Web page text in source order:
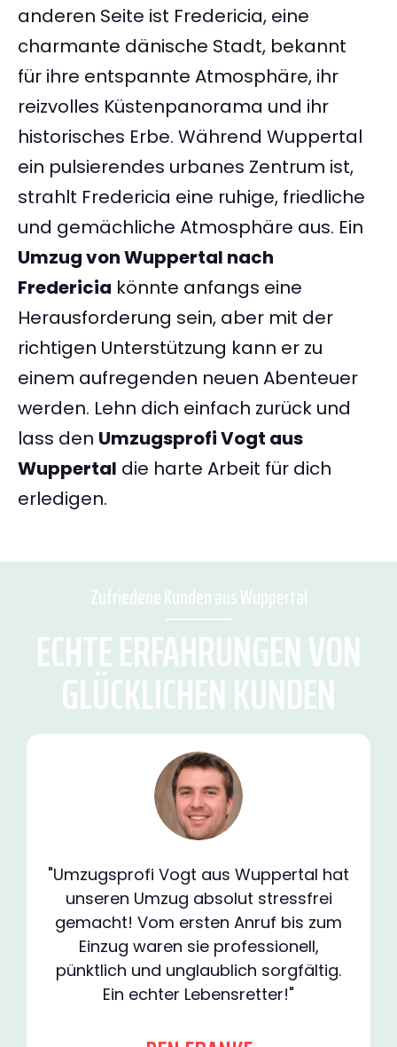
anderen Seite ist Fredericia, eine
charmante dänische Stadt, bekannt
für ihre entspannte Atmosphäre, ihr
reizvolles Küstenpanorama und ihr
historisches Erbe. Während Wuppertal
ein pulsierendes urbanes Zentrum ist,
strahlt Fredericia eine ruhige, friedliche
und gemächliche Atmosphäre aus. Ein
Umzug von Wuppertal nach
Fredericia könnte anfangs eine
Herausforderung sein, aber mit der
richtigen Unterstützung kann er zu
einem aufregenden neuen Abenteuer
werden. Lehn dich einfach zurück und
lass den Umzugsprofi Vogt aus
Wuppertal die harte Arbeit für dich
erledigen.
Zufriedene Kunden aus Wuppertal
ECHTE ERFAHRUNGEN VON
GLÜCKLICHEN KUNDEN
"Umzugsprofi Vogt aus Wuppertal hat
unseren Umzug absolut stressfrei
gemacht! Vom ersten Anruf bis zum
Einzug waren sie professionell,
pünktlich und unglaublich sorgfältig.
Ein echter Lebensretter!"